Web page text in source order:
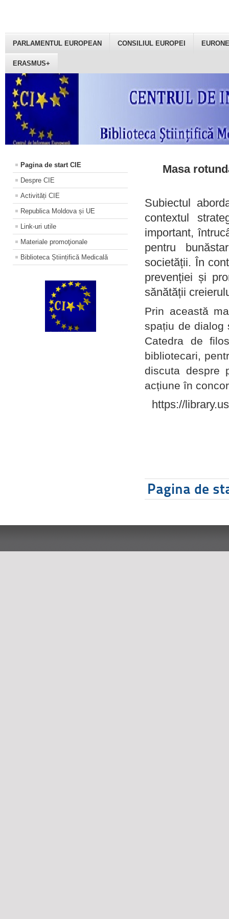
PARLAMENTUL EUROPEAN CONSILIUL EUROPEI
ERASMUS+
Pagina de start CIE
Despre CIE
Activități CIE
Republica Moldova și UE
Link-uri utile
Materiale promoţionale
Biblioteca Științifică Medicală
Masa
Subiectul
contextul
important,
pentru
societății. În
prevenției și
sănătății
Prin această
spațiu de dialog
Catedra de
bibliotecari,
discuta despre
acțiune în
https://
Pagina de